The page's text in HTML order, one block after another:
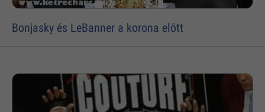
Bonjasky és LeBanner a korona elött